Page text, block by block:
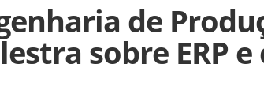
de
sobre ERP